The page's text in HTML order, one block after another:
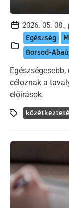
2026. 05. 08.,
Egészség
Borsod-
céloznak a
előírások.